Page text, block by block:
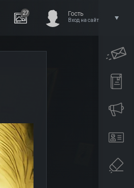
27 Гость
Вход на сайт